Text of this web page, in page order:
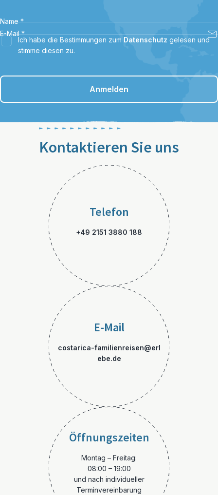
Name *
E-Mail *
Ich habe die Bestimmungen zum Datenschutz gelesen und
stimme diesen zu.
Anmelden
Kontaktieren Sie uns
Telefon
+49 2151 3880 188
E-Mail
costarica-familienreisen@erl
ebe.de
Öffnungszeiten
Montag – Freitag:
08:00 – 19:00
und nach individueller
Terminvereinbarung